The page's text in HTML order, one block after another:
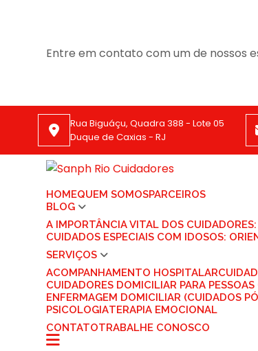
Entre em contato com um de nossos
Rua Biguáçu, Quadra 388 - Lote 05
Duque de Caxias - RJ
HOME QUEM SOMOS PARCEIROS
BLOG
A IMPORTÂNCIA VITAL DOS
CUIDADOS ESPECIAIS COM IDOSOS:
SERVIÇOS
ACOMPANHAMENTO HOSPITALAR
CUIDADORES DOMICILIAR PARA
ENFERMAGEM DOMICILIAR (CUIDADOS
PSICOLOGIA
TERAPIA EMOCIONAL
CONTATO
TRABALHE CONOSCO